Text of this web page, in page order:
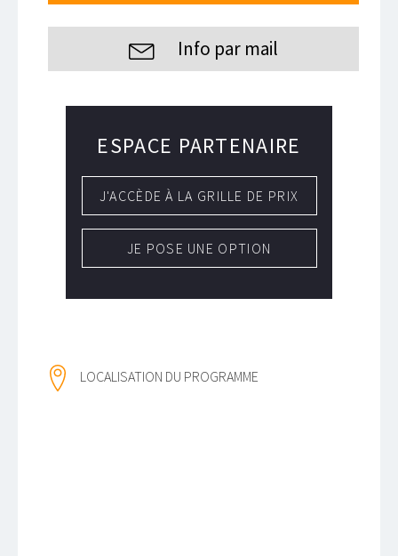
Info par mail
ESPACE PARTENAIRE
J'ACCÈDE À LA GRILLE DE PRIX
JE POSE UNE OPTION
LOCALISATION DU PROGRAMME